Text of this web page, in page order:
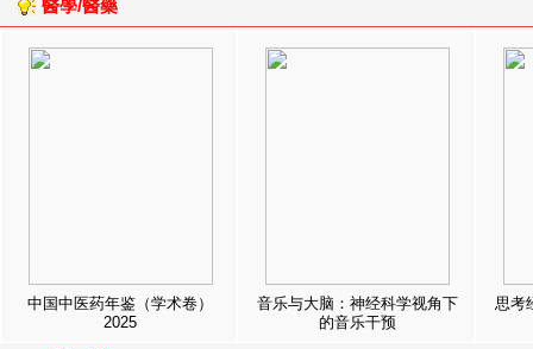
醫學/醫藥
中国中医药年鉴（学术卷）
2025
音乐与大脑：神经科学视角下
的音乐干预
思考